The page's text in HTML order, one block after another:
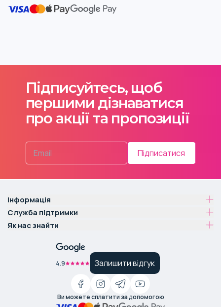
Підписуйтесь, щоб
першими дізнаватися
про акції та пропозиції
Підписатися
Інформація
Служба підтримки
Як нас знайти
4.9 Залишити відгук
Ви можете сплатити за допомогою